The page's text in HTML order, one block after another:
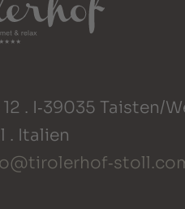
. I‑39035 Taisten/
. Italien